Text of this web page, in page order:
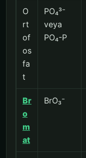
O
rt
of
os
fa
t
PO₄³⁻
veya
PO₄-P
Br
o
m
at
BrO₃⁻